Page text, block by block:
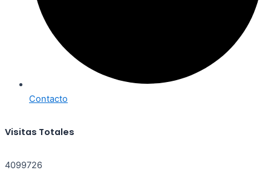
Contacto
Visitas Totales
4099726